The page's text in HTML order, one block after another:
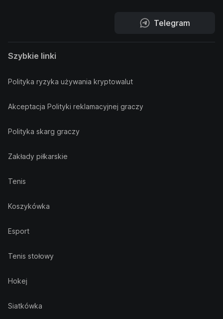
Telegram
Szybkie linki
Polityka ryzyka używania kryptowalut
Akceptacja Polityki reklamacyjnej graczy
Polityka skarg graczy
Zakłady piłkarskie
Tenis
Koszykówka
Esport
Tenis stołowy
Hokej
Siatkówka